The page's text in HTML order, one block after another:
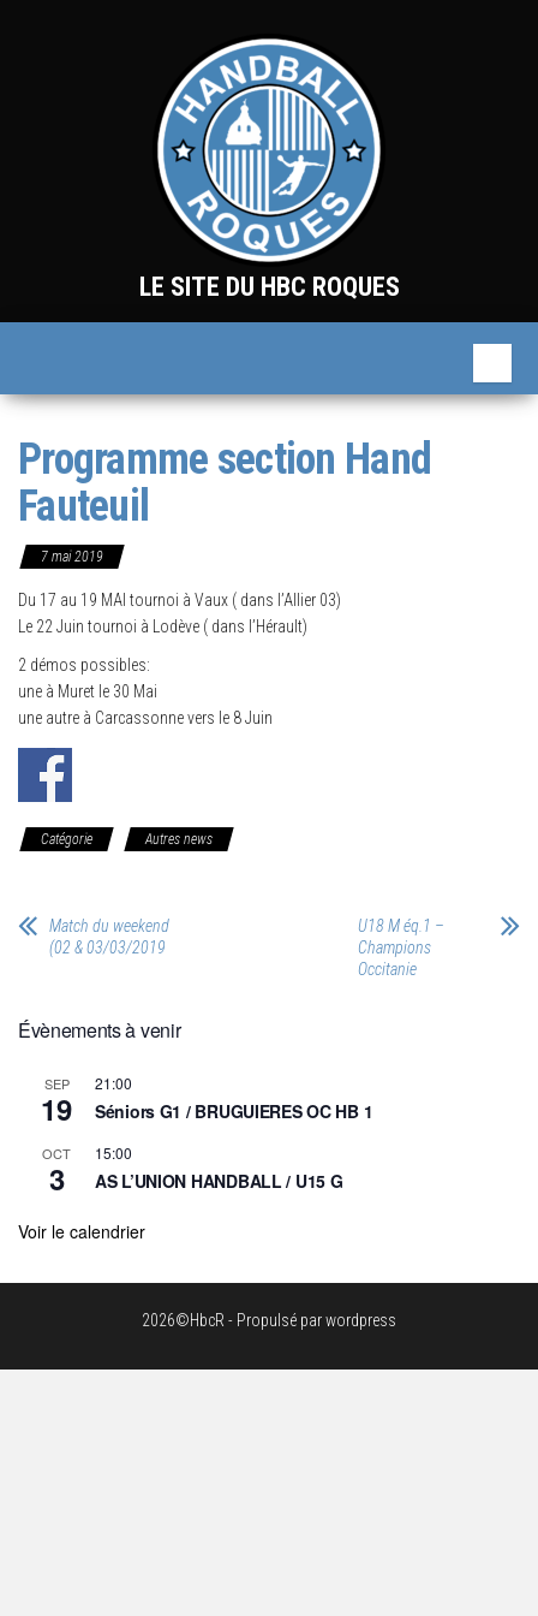
LE SITE DU HBC ROQUES
Programme section Hand
Fauteuil
7 mai 2019
Du 17 au 19 MAI tournoi à Vaux ( dans l’Allier 03)
Le 22 Juin tournoi à Lodève ( dans l’Hérault)
2 démos possibles:
une à Muret le 30 Mai
une autre à Carcassonne vers le 8 Juin
Catégorie Autres news
Match du weekend
(02 & 03/03/2019
U18 M éq.1 –
Champions
Occitanie
Évènements à venir
SEP
19
21:00
Séniors G1 / BRUGUIERES OC HB 1
OCT
3
15:00
AS L’UNION HANDBALL / U15 G
Voir le calendrier
2026©HbcR - Propulsé par wordpress